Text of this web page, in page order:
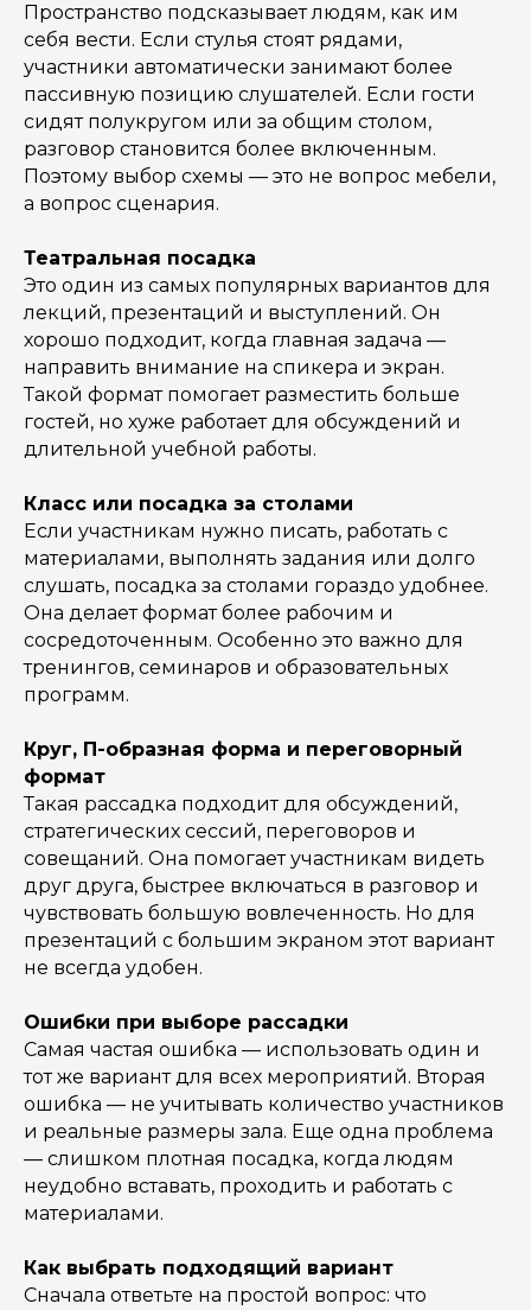
Пространство подсказывает людям, как им
себя вести. Если стулья стоят рядами,
участники автоматически занимают более
пассивную позицию слушателей. Если гости
сидят полукругом или за общим столом,
разговор становится более включенным.
Поэтому выбор схемы — это не вопрос мебели,
а вопрос сценария.
Театральная посадка
Это один из самых популярных вариантов для
лекций, презентаций и выступлений. Он
хорошо подходит, когда главная задача —
направить внимание на спикера и экран.
Такой формат помогает разместить больше
гостей, но хуже работает для обсуждений и
длительной учебной работы.
Класс или посадка за столами
Если участникам нужно писать, работать с
материалами, выполнять задания или долго
слушать, посадка за столами гораздо удобнее.
Она делает формат более рабочим и
сосредоточенным. Особенно это важно для
тренингов, семинаров и образовательных
программ.
Круг, П-образная форма и переговорный
формат
Такая рассадка подходит для обсуждений,
стратегических сессий, переговоров и
совещаний. Она помогает участникам видеть
друг друга, быстрее включаться в разговор и
чувствовать большую вовлеченность. Но для
презентаций с большим экраном этот вариант
не всегда удобен.
Ошибки при выборе рассадки
Самая частая ошибка — использовать один и
тот же вариант для всех мероприятий. Вторая
ошибка — не учитывать количество участников
и реальные размеры зала. Еще одна проблема
— слишком плотная посадка, когда людям
неудобно вставать, проходить и работать с
материалами.
Как выбрать подходящий вариант
Сначала ответьте на простой вопрос: что